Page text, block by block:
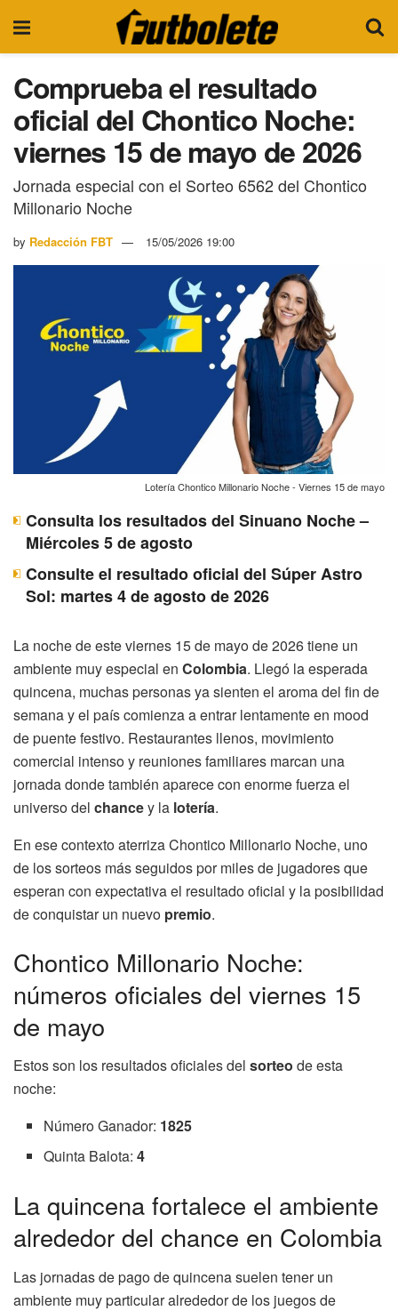
Comprueba el resultado
oficial del Chontico Noche:
viernes 15 de mayo de 2026
Jornada especial con el Sorteo 6562 del Chontico
Millonario Noche
by Redacción FBT 15/05/2026 19:00
Lotería Chontico Millonario Noche - Viernes 15 de mayo
Consulta los resultados del Sinuano Noche –
Miércoles 5 de agosto
Consulte el resultado oficial del Súper Astro
Sol: martes 4 de agosto de 2026
La noche de este viernes 15 de mayo de 2026 tiene un
ambiente muy especial en Colombia. Llegó la esperada
quincena, muchas personas ya sienten el aroma del fin de
semana y el país comienza a entrar lentamente en mood
de puente festivo. Restaurantes llenos, movimiento
comercial intenso y reuniones familiares marcan una
jornada donde también aparece con enorme fuerza el
universo del chancey la lotería.
En ese contexto aterriza Chontico Millonario Noche, uno
de los sorteos más seguidos por miles de jugadores que
esperan con expectativa el resultado oficial y la posibilidad
de conquistar un nuevo premio.
Chontico Millonario Noche:
números oficiales del viernes 15
de mayo
Estos son los resultados oficiales del sorteo de esta
noche:
Número Ganador: 1825
Quinta Balota:4
La quincena fortalece el ambiente
alrededor del chance en Colombia
Las jornadas de pago de quincena suelen tener un
ambiente muy particular alrededor de los juegos de